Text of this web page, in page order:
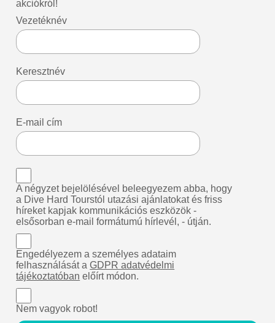
akciókról!
Vezetéknév
Keresztnév
E-mail cím
A négyzet bejelölésével beleegyezem abba, hogy
a Dive Hard Tourstól utazási ajánlatokat és friss
híreket kapjak kommunikációs eszközök -
elsősorban e-mail formátumú hírlevél, - útján.
Engedélyezem a személyes adataim
felhasználását aGDPR adatvédelmi
tájékoztatóban előírt módon.
Nem vagyok robot!